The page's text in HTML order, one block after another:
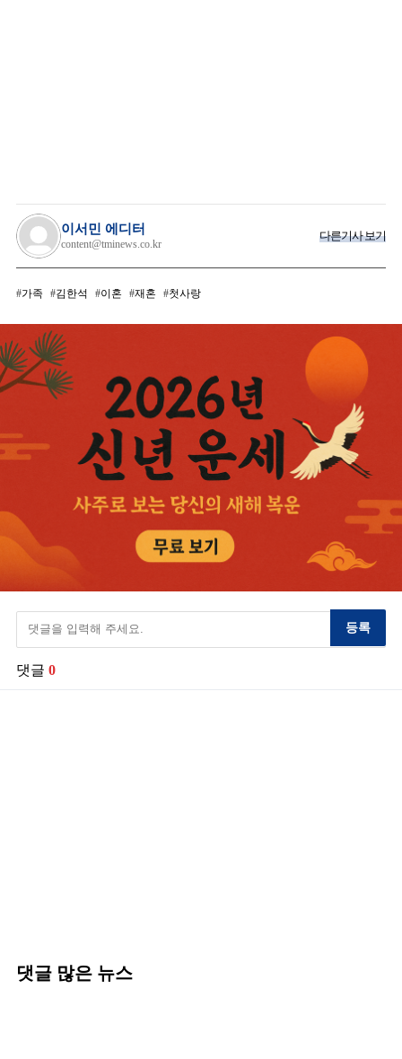
이서민 에디터
content@tminews.co.kr
다른기사 보기
가족 김한석 이혼 재혼 첫사랑
등록
댓글 0
댓글 많은 뉴스